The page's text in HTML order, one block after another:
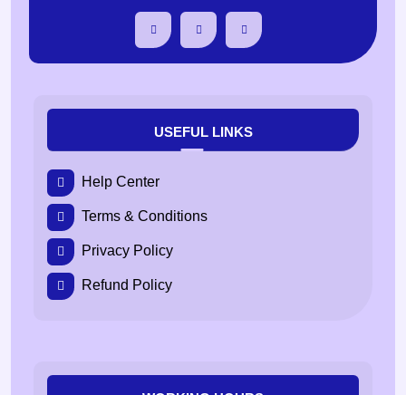
USEFUL LINKS
Help Center
Terms & Conditions
Privacy Policy
Refund Policy